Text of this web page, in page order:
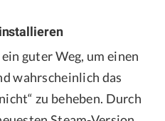
guter Weg, um einen
wahrscheinlich das
zu beheben. Durch